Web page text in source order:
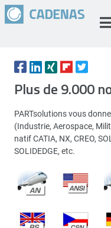
Plus de 9.000
PARTsolutions vous
(Industrie, Aerospace,
natif CATIA, NX, CREO,
SOLIDEDGE, etc.